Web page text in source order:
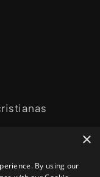
×
By using our